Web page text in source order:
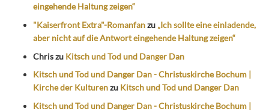
eingehende Haltung zeigen“
"Kaiserfront Extra"-Romanfanzu „Ich sollte eine einladende,
aber nicht auf die Antwort eingehende Haltung zeigen“
Chriszu Kitsch und Tod und Danger Dan
Kitsch und Tod und Danger Dan - Christuskirche Bochum |
Kirche der Kulturenzu Kitsch und Tod und Danger Dan
Kitsch und Tod und Danger Dan - Christuskirche Bochum |